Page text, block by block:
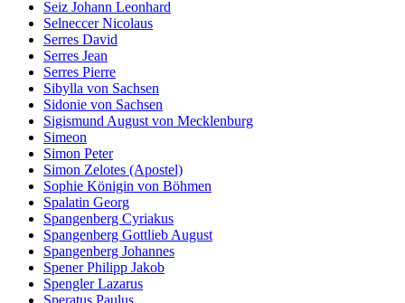
Seiz Johann Leonhard
Selneccer Nicolaus
Serres David
Serres Jean
Serres Pierre
Sibylla von Sachsen
Sidonie von Sachsen
Sigismund August von Mecklenburg
Simeon
Simon Peter
Simon Zelotes (Apostel)
Sophie Königin von Böhmen
Spalatin Georg
Spangenberg Cyriakus
Spangenberg Gottlieb August
Spangenberg Johannes
Spener Philipp Jakob
Spengler Lazarus